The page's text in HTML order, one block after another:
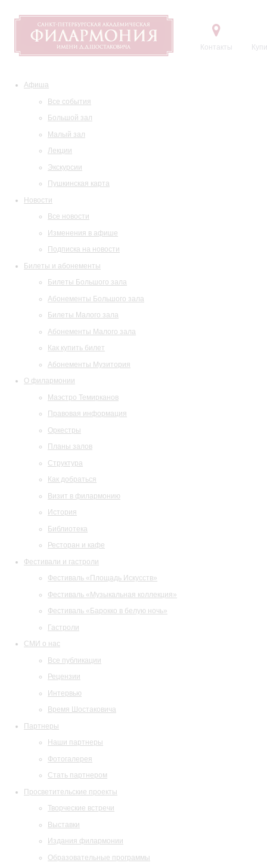
Контакты
Афиша
Все события
Большой зал
Малый зал
Лекции
Экскурсии
Пушкинская карта
Новости
Все новости
Изменения в афише
Подписка на новости
Билеты и абонементы
Билеты Большого зала
Абонементы Большого зала
Билеты Малого зала
Абонементы Малого зала
Как купить билет
Абонементы Музитория
О филармонии
Маэстро Темирканов
Правовая информация
Оркестры
Планы залов
Структура
Как добраться
Визит в филармонию
История
Библиотека
Ресторан и кафе
Фестивали и гастроли
Фестиваль «Площадь Искусств»
Фестиваль «Музыкальная коллекция»
Фестиваль «Барокко в белую ночь»
Гастроли
СМИ о нас
Все публикации
Рецензии
Интервью
Время Шостаковича
Партнеры
Наши партнеры
Фотогалерея
Стать партнером
Просветительские проекты
Творческие встречи
Выставки
Издания филармонии
Образовательные программы